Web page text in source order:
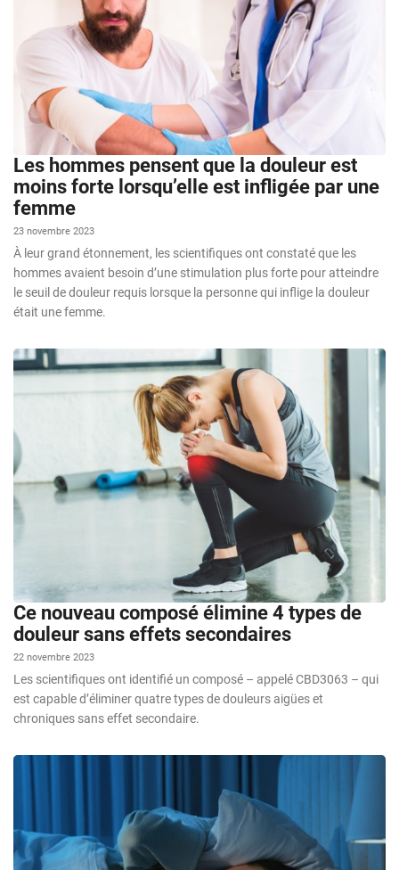
Les hommes pensent que la douleur est
moins forte lorsqu’elle est infligée par une
femme
23 novembre 2023
À leur grand étonnement, les scientifiques ont constaté que les
hommes avaient besoin d’une stimulation plus forte pour atteindre
le seuil de douleur requis lorsque la personne qui inflige la douleur
était une femme.
Ce nouveau composé élimine 4 types de
douleur sans effets secondaires
22 novembre 2023
Les scientifiques ont identifié un composé – appelé CBD3063 – qui
est capable d’éliminer quatre types de douleurs aigües et
chroniques sans effet secondaire.